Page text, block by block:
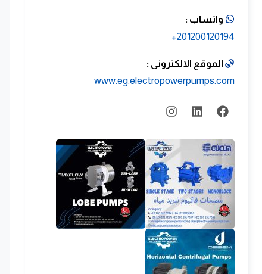
واتساب :
201200120194+
الموقع الالكترونى :
www.eg.electropowerpumps.com